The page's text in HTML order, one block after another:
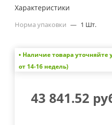
Характеристики
Норма упаковки — 1 Шт.
• Наличие товара уточняйте
от 14-16 недель)
43 841.52